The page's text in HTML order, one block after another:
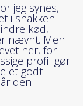
jeg synes,
i snakken
kød,
nævnt. Men
her, for
profil gør
et godt
den